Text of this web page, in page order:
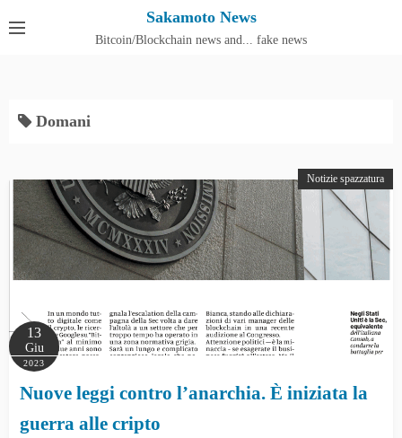
Sakamoto News
Bitcoin/Blockchain news and... fake news
Domani
Notizie spazzatura
13
Giu
2023
Nuove leggi contro l’anarchia. È iniziata la
guerra alle cripto